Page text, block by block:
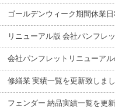
ゴールデンウィーク期間休業
リニューアル版 会社パンフレ
会社パンフレットリニューア
修繕業 実績一覧を更新致しま
フェンダー 納品実績一覧を更